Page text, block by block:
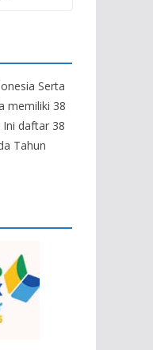
Serta
memiliki 38
Ini daftar 38
Tahun